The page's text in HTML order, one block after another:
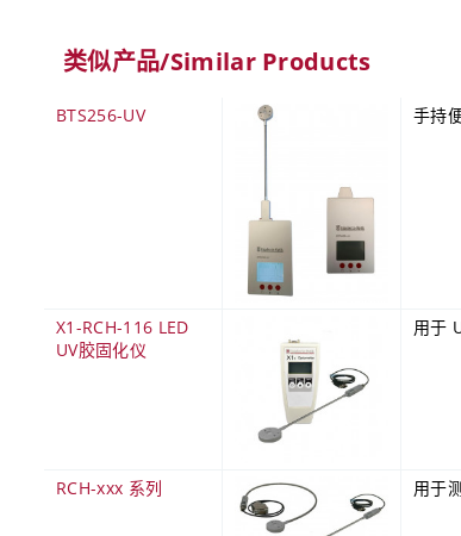
类似产品/Similar Products
BTS256-UV 手持
X1-RCH-116 LED
UV胶固化仪
用于
RCH-xxx 系列 用于